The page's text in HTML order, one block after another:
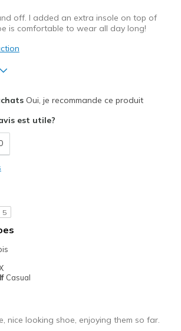
off. I added an extra insole on top of
is comfortable to wear all day long!
Feels true to size
Oui, je recommande ce produit
est utile?
5
Casual
nice looking shoe, enjoying them so far.